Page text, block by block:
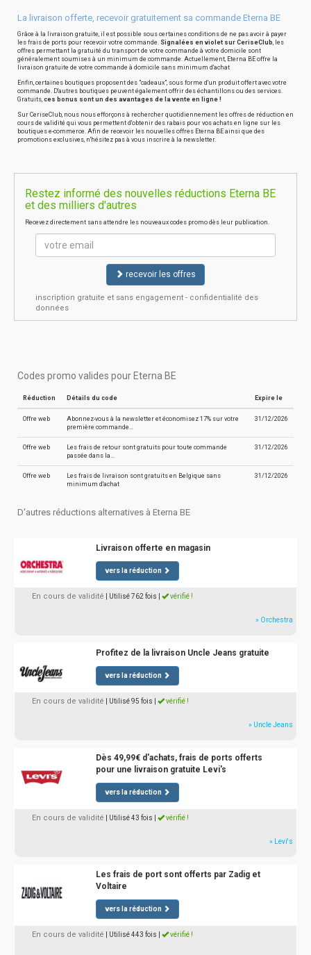
La livraison offerte, recevoir gratuitement sa commande Eterna BE
Grâce à la livraison gratuite, il est possible sous certaines conditions de ne pas avoir à payer
les frais de ports pour recevoir votre commande. Signalées en violet sur CeriseClub, les
offres permettant la gratuité du transport de votre commande à votre domicile sont
généralement soumises à un minimum de commande. Actuellement, Eterna BE offre la
livraison gratuite de votre commande à domicile sans minimum d'achat
Enfin, certaines boutiques proposent des "cadeaux", sous forme d'un produit offert avec votre
commande. D'autres boutiques peuvent également offrir des échantillons ou des services.
Gratuits, ces bonus sont un des avantages de la vente en ligne !
Sur CeriseClub, nous nous efforçons à rechercher quotidiennement les offres de réduction en
cours de validité qui vous permettent d'obtenir des rabais pour vos achats en ligne sur les
boutiques e-commerce. Afin de recevoir les nouvelles offres Eterna BE ainsi que des
promotions exclusives, n'hésitez pas à vous inscrire à la newsletter.
Restez informé des nouvelles réductions Eterna BE
et des milliers d'autres
Recevez directement sans attendre les nouveaux codes promo dès leur publication.
recevoir les offres
inscription gratuite et sans engagement - confidentialité des
données
Codes promo valides pour Eterna BE
Réduction Détails du code Expire le
Offre web
Abonnez-vous à la newsletter et économisez 17% sur votre
première commande…
31/12/2026
Offre web
Les frais de retour sont gratuits pour toute commande
passée dans la…
31/12/2026
Offre web
Les frais de livraison sont gratuits en Belgique sans
minimum d'achat
31/12/2026
D'autres réductions alternatives à Eterna BE
Livraison offerte en magasin
vers la réduction
En cours de validité | Utilisé 762 fois vérifié !
» Orchestra
Profitez de la livraison Uncle Jeans gratuite
vers la réduction
En cours de validité | Utilisé 95 fois vérifié !
» Uncle Jeans
Dès 49,99€ d'achats, frais de ports offerts
pour une livraison gratuite Levi's
vers la réduction
En cours de validité | Utilisé 43 fois vérifié !
» Levi's
Les frais de port sont offerts par Zadig et
Voltaire
vers la réduction
En cours de validité | Utilisé 443 fois vérifié !